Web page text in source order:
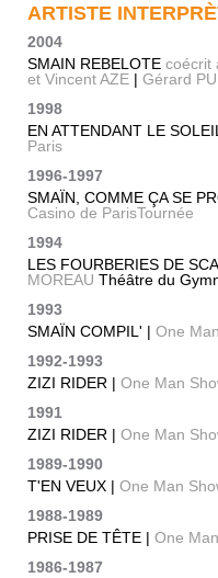
ARTISTE
2004
SMAIN REBELOTE coécrit
et Vincent AZE | Gérard
1998
EN ATTENDANT LE
Paris
1996-1997
SMAÏN, COMME ÇA SE
Casino de ParisTournée
1994
LES FOURBERIES DE
MOREAU Théâtre du
1993
SMAÏN COMPIL' | One
1992-1993
ZIZI RIDER | One Man
1991
ZIZI RIDER | One Man
1989-1990
T'EN VEUX | One Man
1988-1989
PRISE DE TÊTE | One
1986-1987